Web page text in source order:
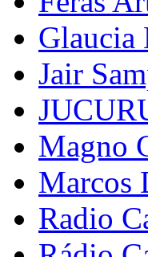
Glaucia
Jair
Magno
Marcos
Radio